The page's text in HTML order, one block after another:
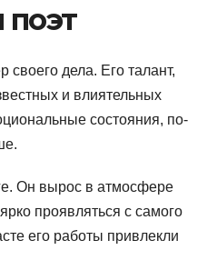
дела. Его талант,
и влиятельных
состояния, по-
Он вырос в атмосфере
проявляться с самого
его работы привлекли